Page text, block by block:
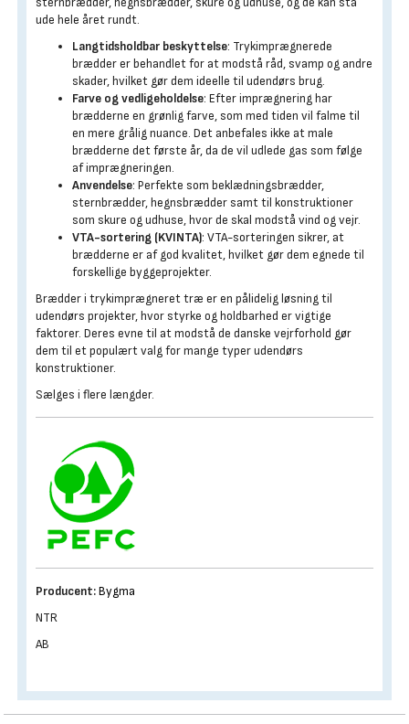
ude hele året rundt.
Langtidsholdbar beskyttelse: Trykimprægnerede
brædder er behandlet for at modstå råd, svamp og andre
skader, hvilket gør dem ideelle til udendørs brug.
Farve og vedligeholdelse: Efter imprægnering har
brædderne en grønlig farve, som med tiden vil falme til
en mere grålig nuance. Det anbefales ikke at male
brædderne det første år, da de vil udlede gas som følge
af imprægneringen.
Anvendelse: Perfekte som beklædningsbrædder,
sternbrædder, hegnsbrædder samt til konstruktioner
som skure og udhuse, hvor de skal modstå vind og vejr.
VTA-sortering (KVINTA): VTA-sorteringen sikrer, at
brædderne er af god kvalitet, hvilket gør dem egnede til
forskellige byggeprojekter.
Brædder i trykimprægneret træ er en pålidelig løsning til
udendørs projekter, hvor styrke og holdbarhed er vigtige
faktorer. Deres evne til at modstå de danske vejrforhold gør
dem til et populært valg for mange typer udendørs
konstruktioner.
Sælges i flere længder.
Producent:Bygma
NTR
AB